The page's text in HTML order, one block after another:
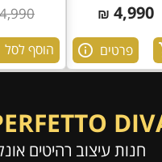
4,990
₪
פרטים
4,990
הוסף לסל
חנות עיצוב רהיטים